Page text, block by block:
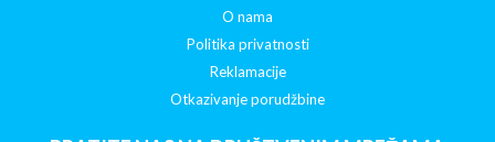
O nama
Politika privatnosti
Reklamacije
Otkazivanje porudžbine